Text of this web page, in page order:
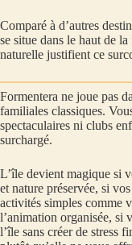
Comparé à d’autres
se situe dans le haut de
naturelle justifient ce
Formentera ne joue pas
familiales classiques.
spectaculaires ni clubs
surchargé.
L’île devient magique si
et nature préservée, si
activités simples comme
l’animation organisée, si
l’île sans créer de stress